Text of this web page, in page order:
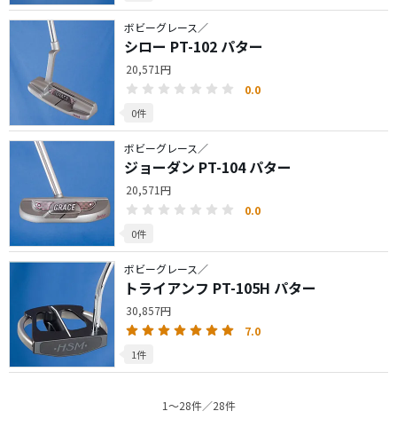
ボビーグレース／
シロー PT-102 パター
20,571円
0.0
0件
ボビーグレース／
ジョーダン PT-104 パター
20,571円
0.0
0件
ボビーグレース／
トライアンフ PT-105H パター
30,857円
7.0
1件
1〜28件／28件